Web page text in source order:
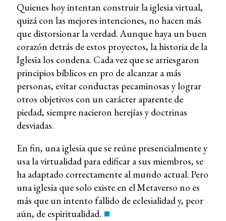
Quienes hoy intentan construir la iglesia virtual,
quizá con las mejores intenciones, no hacen más
que distorsionar la verdad. Aunque haya un buen
corazón detrás de estos proyectos, la historia de la
Iglesia los condena. Cada vez que se arriesgaron
principios bíblicos en pro de alcanzar a más
personas, evitar conductas pecaminosas y lograr
otros objetivos con un carácter aparente de
piedad, siempre nacieron herejías y doctrinas
desviadas.
En fin, una iglesia que se reúne presencialmente y
usa la virtualidad para edificar a sus miembros, se
ha adaptado correctamente al mundo actual. Pero
una iglesia que solo existe en el Metaverso no es
más que un intento fallido de eclesialidad y, peor
aún, de espiritualidad.